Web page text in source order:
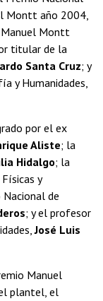
Montt año 2004,
Manuel Montt
titular de la
Santa Cruz; y
y Humanidades,
por el ex
Aliste; la
Hidalgo; la
y
de
; y el profesor
José Luis
Manuel
plantel, el